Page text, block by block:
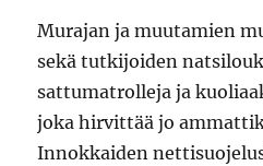
Murajan ja muutamien
sekä tutkijoiden
sattumatrolleja ja
joka hirvittää jo
Innokkaiden